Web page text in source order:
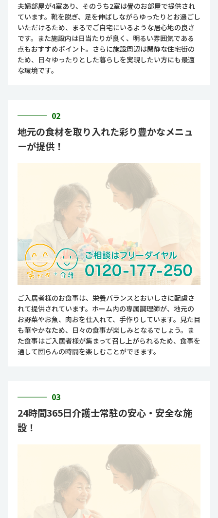
夫婦部屋が4室あり、そのうち2室は畳のお部屋で提供され
ています。靴を脱ぎ、足を伸ばしながらゆったりとお過ごし
いただけるため、まるでご自宅にいるような居心地の良さ
です。また施設内は日当たりが良く、明るい雰囲気である
点もおすすめポイント。さらに施設周辺は閑静な住宅街の
ため、日々ゆったりとした暮らしを実現したい方にも最適
な環境です。
02
地元の食材を取り入れた彩り豊かなメニュ
ーが提供！
ご入居者様のお食事は、栄養バランスとおいしさに配慮さ
れて提供されています。ホーム内の専属調理師が、地元の
お野菜やお魚、肉おを仕入れて、手作りしています。見た目
も華やかなため、日々の食事が楽しみとなるでしょう。ま
た食事はご入居者様が集まって召し上がられるため、食事を
通して団らんの時間を楽しむことができます。
03
24時間365日介護士常駐の安心・安全な施
設！